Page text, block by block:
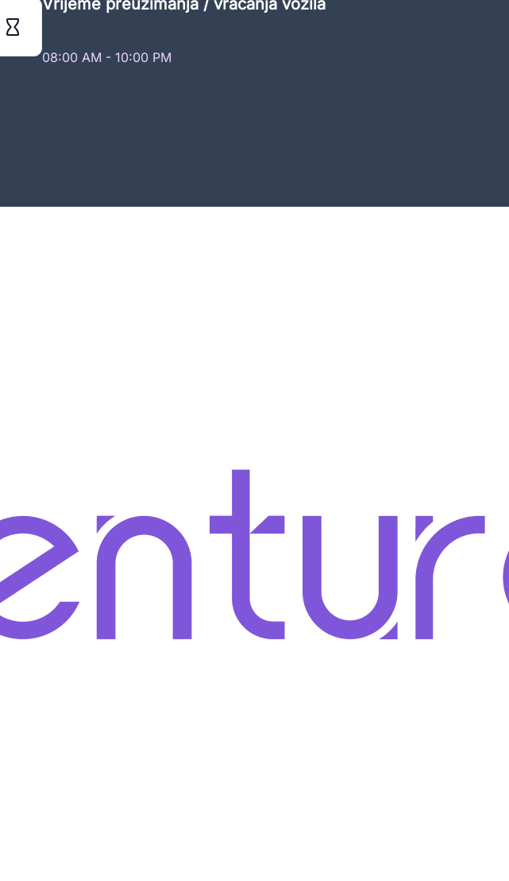
Vrijeme preuzimanja / vraćanja vozila
08:00 AM - 10:00 PM